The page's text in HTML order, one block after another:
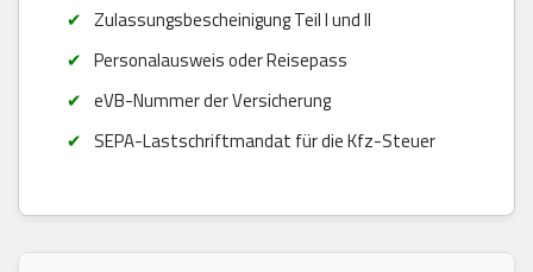
Zulassungsbescheinigung Teil I und II
Personalausweis oder Reisepass
eVB-Nummer der Versicherung
SEPA-Lastschriftmandat für die Kfz-Steuer